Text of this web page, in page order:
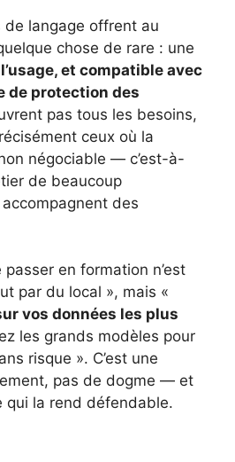
langage offrent au
chose de rare : une
et compatible avec
de protection des
pas tous les besoins,
ceux où la
négociable — c’est-à-
de beaucoup
accompagnent des
en formation n’est
par du local », mais «
vos données les plus
les grands modèles pour
risque ». C’est une
pas de dogme — et
qui la rend défendable.